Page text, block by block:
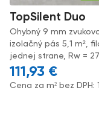
TopSilent Duo
Ohybný 9 mm
izolačný pás 5,1 m²,
jednej strane, Rw =
111,93 €
Cena za m² bez DPH: